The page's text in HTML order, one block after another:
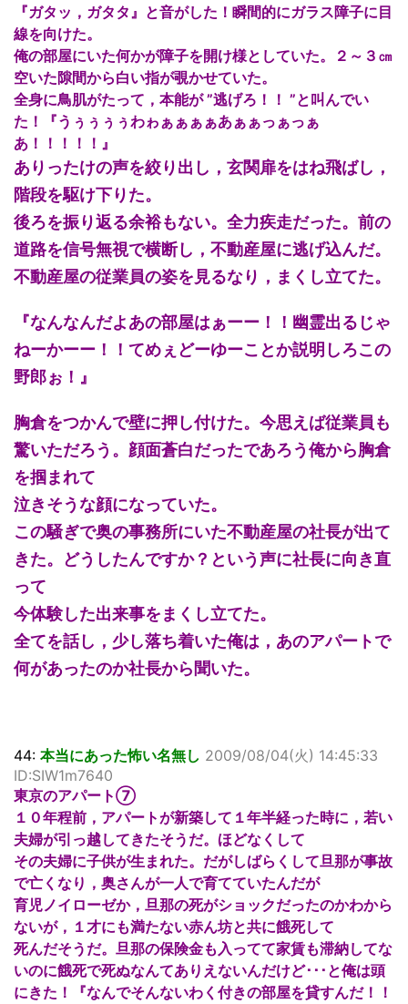
『ガタッ，ガタタ』と音がした！瞬間的にガラス障子に目
線を向けた。
俺の部屋にいた何かが障子を開け様としていた。２～３㎝
空いた隙間から白い指が覗かせていた。
全身に鳥肌がたって，本能が ”逃げろ！！ ”と叫んでい
た！『うぅぅぅぅわゎぁぁぁぁあぁぁっぁっぁ
あ！！！！！』
ありったけの声を絞り出し，玄関扉をはね飛ばし，
階段を駆け下りた。
後ろを振り返る余裕もない。全力疾走だった。前の
道路を信号無視で横断し，不動産屋に逃げ込んだ。
不動産屋の従業員の姿を見るなり，まくし立てた。
『なんなんだよあの部屋はぁーー！！幽霊出るじゃ
ねーかーー！！てめぇどーゆーことか説明しろこの
野郎ぉ！』
胸倉をつかんで壁に押し付けた。今思えば従業員も
驚いただろう。顔面蒼白だったであろう俺から胸倉
を掴まれて
泣きそうな顔になっていた。
この騒ぎで奥の事務所にいた不動産屋の社長が出て
きた。どうしたんですか？という声に社長に向き直
って
今体験した出来事をまくし立てた。
全てを話し，少し落ち着いた俺は，あのアパートで
何があったのか社長から聞いた。
44: 本当にあった怖い名無し 2009/08/04(火) 14:45:33
ID:SIW1m7640
東京のアパート⑦
１０年程前，アパートが新築して１年半経った時に，若い
夫婦が引っ越してきたそうだ。ほどなくして
その夫婦に子供が生まれた。だがしばらくして旦那が事故
で亡くなり，奥さんが一人で育てていたんだが
育児ノイローゼか，旦那の死がショックだったのかわから
ないが，１才にも満たない赤ん坊と共に餓死して
死んだそうだ。旦那の保険金も入ってて家賃も滞納してな
いのに餓死で死ぬなんてありえないんだけど･･･と俺は頭
にきた！『なんでそんないわく付きの部屋を貸すんだ！！